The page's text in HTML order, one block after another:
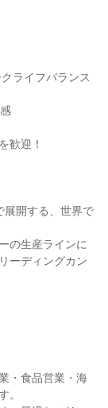
ライフバランス
歓迎！
展開する、世界で
の生産ラインに
ーディングカン
・食品営業・海
。